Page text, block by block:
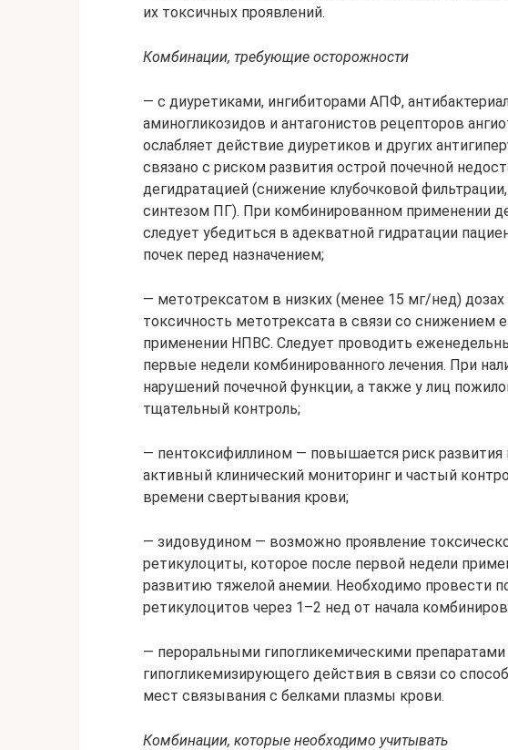
их токсичных проявлений.
Комбинации, требующие осторожности
— с диуретиками, ингибиторами АПФ,
аминогликозидов и антагонистов рецепторов
ослабляет действие диуретиков и других
связано с риском развития острой почечной
дегидратацией (снижение клубочковой
синтезом ПГ). При комбинированном применении
следует убедиться в адекватной гидратации
почек перед назначением;
— метотрексатом в низких (менее 15 мг/нед)
токсичность метотрексата в связи со снижением
применении НПВС. Следует проводить
первые недели комбинированного лечения. При
нарушений почечной функции, а также у лиц
тщательный контроль;
— пентоксифиллином — повышается риск развития
активный клинический мониторинг и частый
времени свертывания крови;
— зидовудином — возможно проявление
ретикулоциты, которое после первой недели
развитию тяжелой анемии. Необходимо провести
ретикулоцитов через 1–2 нед от начала
— пероральными гипогликемическими
гипогликемизирующего действия в связи со
мест связывания с белками плазмы крови.
Комбинации, которые необходимо учитывать